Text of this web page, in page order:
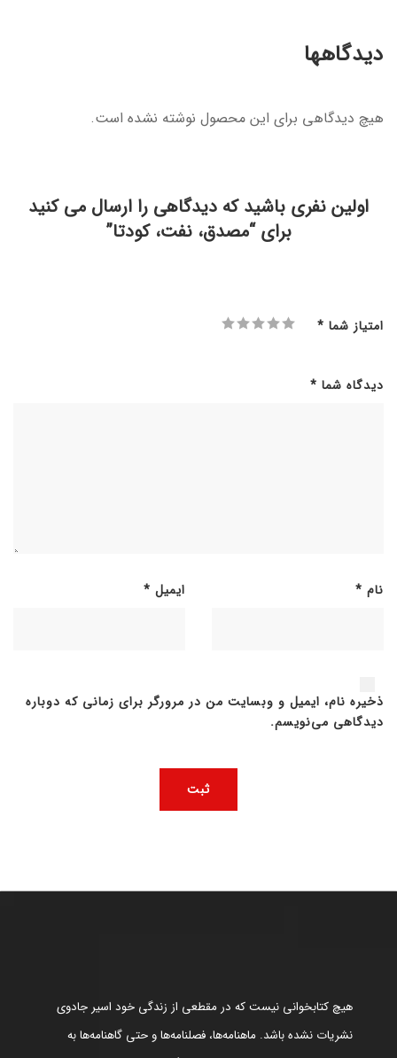
دیدگاهها
هیچ دیدگاهی برای این محصول نوشته نشده است.
اولین نفری باشید که دیدگاهی را ارسال می کنید
برای “مصدق، نفت، کودتا”
امتیاز شما *
دیدگاه شما *
نام * ایمیل *
ذخیره نام، ایمیل و وبسایت من در مرورگر برای زمانی که دوباره
دیدگاهی می‌نویسم.
هیچ کتابخوانی نیست که در مقطعی از زندگی خود اسیر جادوی
نشریات نشده باشد. ماهنامه‌ها، فصلنامه‌ها و حتی گاهنامه‌ها به